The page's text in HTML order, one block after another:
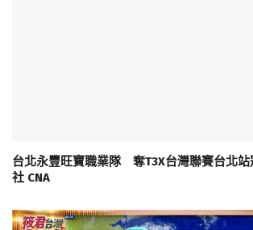
台北永豐旺寶職業隊 奪T3X台灣聯賽台北
社 CNA